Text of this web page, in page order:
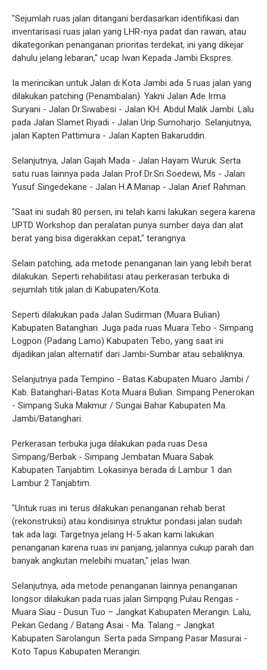
"Sejumlah ruas jalan ditangani berdasarkan identifikasi dan
inventarisasi ruas jalan yang LHR-nya padat dan rawan, atau
dikategorikan penanganan prioritas terdekat, ini yang dikejar
dahulu jelang lebaran," ucap Iwan Kepada Jambi Ekspres.
Ia merincikan untuk Jalan di Kota Jambi ada 5 ruas jalan yang
dilakukan patching (Penambalan). Yakni Jalan Ade Irma
Suryani - Jalan Dr.Siwabesi - Jalan KH. Abdul Malik Jambi. Lalu
pada Jalan Slamet Riyadi - Jalan Urip Sumoharjo. Selanjutnya,
jalan Kapten Pattimura - Jalan Kapten Bakaruddin.
Selanjutnya, Jalan Gajah Mada - Jalan Hayam Wuruk. Serta
satu ruas lainnya pada Jalan Prof.Dr.Sri Soedewi, Ms - Jalan
Yusuf Singedekane - Jalan H.A.Manap - Jalan Arief Rahman.
"Saat ini sudah 80 persen, ini telah kami lakukan segera karena
UPTD Workshop dan peralatan punya sumber daya dan alat
berat yang bisa digerakkan cepat," terangnya.
Selain patching, ada metode penanganan lain yang lebih berat
dilakukan. Seperti rehabilitasi atau perkerasan terbuka di
sejumlah titik jalan di Kabupaten/Kota.
Seperti dilakukan pada Jalan Sudirman (Muara Bulian)
Kabupaten Batanghari. Juga pada ruas Muara Tebo - Simpang
Logpon (Padang Lamo) Kabupaten Tebo, yang saat ini
dijadikan jalan alternatif dari Jambi-Sumbar atau sebaliknya.
Selanjutnya pada Tempino - Batas Kabupaten Muaro Jambi /
Kab. Batanghari-Batas Kota Muara Bulian. Simpang Penerokan
- Simpang Suka Makmur / Sungai Bahar Kabupaten Ma.
Jambi/Batanghari.
Perkerasan terbuka juga dilakukan pada ruas Desa
Simpang/Berbak - Simpang Jembatan Muara Sabak
Kabupaten Tanjabtim. Lokasinya berada di Lambur 1 dan
Lambur 2 Tanjabtim.
"Untuk ruas ini terus dilakukan penanganan rehab berat
(rekonstruksi) atau kondisinya struktur pondasi jalan sudah
tak ada lagi. Targetnya jelang H-5 akan kami lakukan
penanganan karena ruas ini panjang, jalannya cukup parah dan
banyak angkutan melebihi muatan," jelas Iwan.
Selanjutnya, ada metode penanganan lainnya penanganan
longsor dilakukan pada ruas jalan Simpqng Pulau Rengas -
Muara Siau - Dusun Tuo – Jangkat Kabupaten Merangin. Lalu,
Pekan Gedang / Batang Asai - Ma. Talang – Jangkat
Kabupaten Sarolangun. Serta pada Simpang Pasar Masurai -
Koto Tapus Kabupaten Merangin.